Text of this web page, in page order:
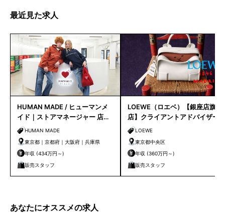
最近見た求人
HUMAN MADE / ヒューマンメ
イド｜ストアマネージャー 店長
候補HUMAN MADE
東京都｜京都府｜大阪府｜兵庫県
年収 (434万円～)
販売スタッフ
LOEWE（ロエベ）【銀座店旗艦
店】クライアントアドバイザー
／シニアクライアントアドバイ
ザー募集
LOEWE
東京都中央区
年収 (360万円～)
販売スタッフ
あなたにオススメの求人